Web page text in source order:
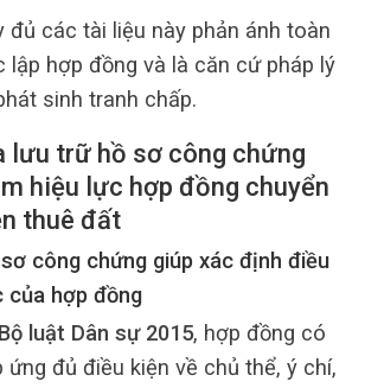
đủ các tài liệu này phản ánh toàn
lập hợp đồng và là căn cứ pháp lý
sinh tranh chấp.
lưu trữ hồ sơ công chứng
hiệu lực hợp đồng chuyển
thuê đất
công chứng giúp xác định điều
của hợp đồng
luật Dân sự 2015, hợp đồng có
ứng đủ điều kiện về chủ thể, ý chí,